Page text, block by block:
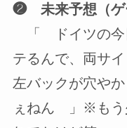
❷ 未来予想（ゲ
「 ドイツの今
テるんで、両サ
左バックが穴や
ぇねん 」※もう